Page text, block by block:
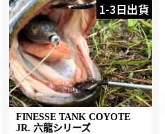
1-3日出貨
FINESSE TANK COYOTE
JR. 六龍シリーズ